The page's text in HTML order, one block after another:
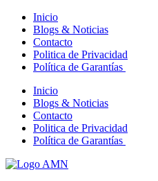
Inicio
Blogs & Noticias
Contacto
Politica de Privacidad
Política de Garantías
Inicio
Blogs & Noticias
Contacto
Politica de Privacidad
Política de Garantías